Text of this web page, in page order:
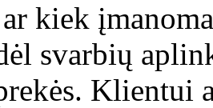
kiek
svarbių
Klientui